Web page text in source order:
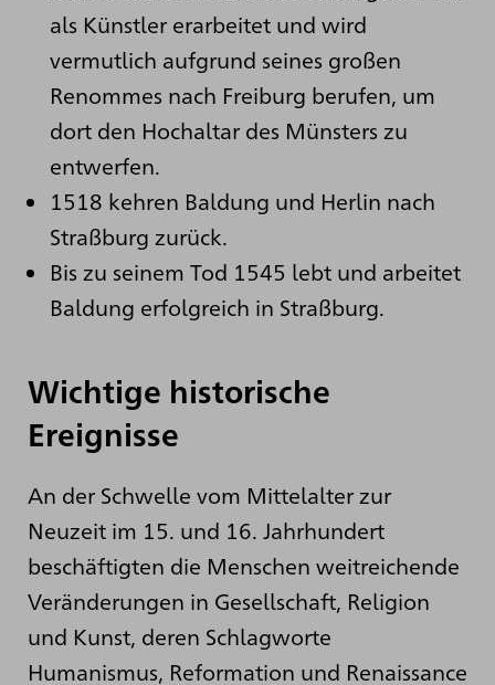
als Künstler erarbeitet und wird
vermutlich aufgrund seines großen
Renommes nach Freiburg berufen, um
dort den Hochaltar des Münsters zu
entwerfen.
1518 kehren Baldung und Herlin nach
Straßburg zurück.
Bis zu seinem Tod 1545 lebt und arbeitet
Baldung erfolgreich in Straßburg.
Wichtige historische
Ereignisse
An der Schwelle vom Mittelalter zur
Neuzeit im 15. und 16. Jahrhundert
beschäftigten die Menschen weitreichende
Veränderungen in Gesellschaft, Religion
und Kunst, deren Schlagworte
Humanismus, Reformation und Renaissance